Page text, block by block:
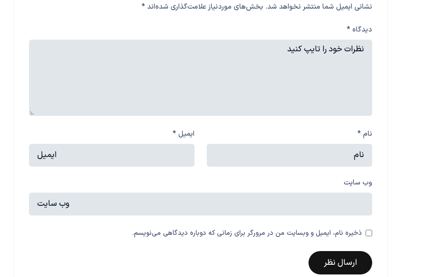
نشانی ایمیل شما منتشر نخواهد شد. بخش‌های موردنیاز علامت‌گذاری شده‌اند*
دیدگاه*
نام* ایمیل*
وب‌ سایت
ذخیره نام، ایمیل و وبسایت من در مرورگر برای زمانی که دوباره دیدگاهی می‌نویسم.